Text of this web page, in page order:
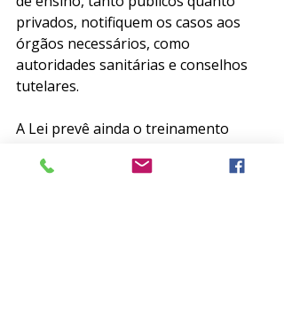
privados, notifiquem os casos aos
órgãos necessários, como
autoridades sanitárias e conselhos
tutelares.
A Lei prevê ainda o treinamento
profissionais de saúde, promovendo